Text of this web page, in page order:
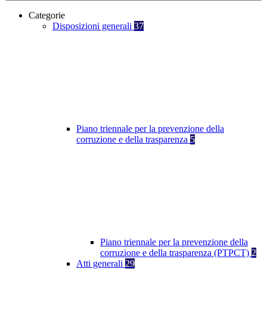
Categorie
Disposizioni generali 37
Piano triennale per la prevenzione della
corruzione e della trasparenza 5
Piano triennale per la prevenzione della
corruzione e della trasparenza (PTPCT) 2
Atti generali 29